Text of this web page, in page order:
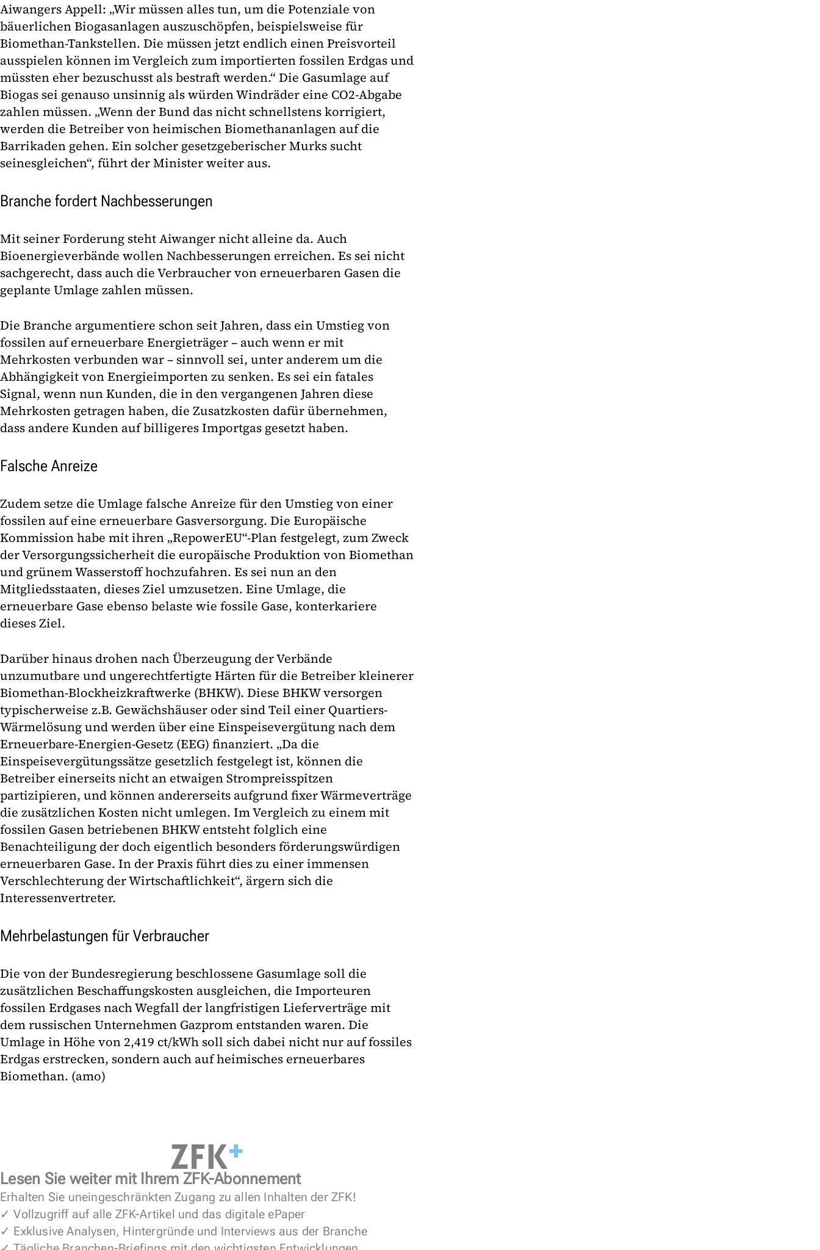
Aiwangers Appell: „Wir müssen alles tun, um die Potenziale von
bäuerlichen Biogasanlagen auszuschöpfen, beispielsweise für
Biomethan-Tankstellen. Die müssen jetzt endlich einen Preisvorteil
ausspielen können im Vergleich zum importierten fossilen Erdgas und
müssten eher bezuschusst als bestraft werden.“ Die Gasumlage auf
Biogas sei genauso unsinnig als würden Windräder eine CO2-Abgabe
zahlen müssen. „Wenn der Bund das nicht schnellstens korrigiert,
werden die Betreiber von heimischen Biomethananlagen auf die
Barrikaden gehen. Ein solcher gesetzgeberischer Murks sucht
seinesgleichen“, führt der Minister weiter aus.
Branche fordert Nachbesserungen
Mit seiner Forderung steht Aiwanger nicht alleine da. Auch
Bioenergieverbände wollen Nachbesserungen erreichen. Es sei nicht
sachgerecht, dass auch die Verbraucher von erneuerbaren Gasen die
geplante Umlage zahlen müssen.
Die Branche argumentiere schon seit Jahren, dass ein Umstieg von
fossilen auf erneuerbare Energieträger – auch wenn er mit
Mehrkosten verbunden war – sinnvoll sei, unter anderem um die
Abhängigkeit von Energieimporten zu senken. Es sei ein fatales
Signal, wenn nun Kunden, die in den vergangenen Jahren diese
Mehrkosten getragen haben, die Zusatzkosten dafür übernehmen,
dass andere Kunden auf billigeres Importgas gesetzt haben.
Falsche Anreize
Zudem setze die Umlage falsche Anreize für den Umstieg von einer
fossilen auf eine erneuerbare Gasversorgung. Die Europäische
Kommission habe mit ihren „RepowerEU“-Plan festgelegt, zum Zweck
der Versorgungssicherheit die europäische Produktion von Biomethan
und grünem Wasserstoff hochzufahren. Es sei nun an den
Mitgliedsstaaten, dieses Ziel umzusetzen. Eine Umlage, die
erneuerbare Gase ebenso belaste wie fossile Gase, konterkariere
dieses Ziel.
Darüber hinaus drohen nach Überzeugung der Verbände
unzumutbare und ungerechtfertigte Härten für die Betreiber kleinerer
Biomethan-Blockheizkraftwerke (BHKW). Diese BHKW versorgen
typischerweise z.B. Gewächshäuser oder sind Teil einer Quartiers-
Wärmelösung und werden über eine Einspeisevergütung nach dem
Erneuerbare-Energien-Gesetz (EEG) finanziert. „Da die
Einspeisevergütungssätze gesetzlich festgelegt ist, können die
Betreiber einerseits nicht an etwaigen Strompreisspitzen
partizipieren, und können andererseits aufgrund fixer Wärmeverträge
die zusätzlichen Kosten nicht umlegen. Im Vergleich zu einem mit
fossilen Gasen betriebenen BHKW entsteht folglich eine
Benachteiligung der doch eigentlich besonders förderungswürdigen
erneuerbaren Gase. In der Praxis führt dies zu einer immensen
Verschlechterung der Wirtschaftlichkeit“, ärgern sich die
Interessenvertreter.
Mehrbelastungen für Verbraucher
Die von der Bundesregierung beschlossene Gasumlage soll die
zusätzlichen Beschaffungskosten ausgleichen, die Importeuren
fossilen Erdgases nach Wegfall der langfristigen Lieferverträge mit
dem russischen Unternehmen Gazprom entstanden waren. Die
Umlage in Höhe von 2,419 ct/kWh soll sich dabei nicht nur auf fossiles
Erdgas erstrecken, sondern auch auf heimisches erneuerbares
Biomethan. (amo)
Lesen Sie weiter mit Ihrem ZFK-Abonnement
Erhalten Sie uneingeschränkten Zugang zu allen Inhalten der ZFK!
✓ Vollzugriff auf alle ZFK-Artikel und das digitale ePaper
✓ Exklusive Analysen, Hintergründe und Interviews aus der Branche